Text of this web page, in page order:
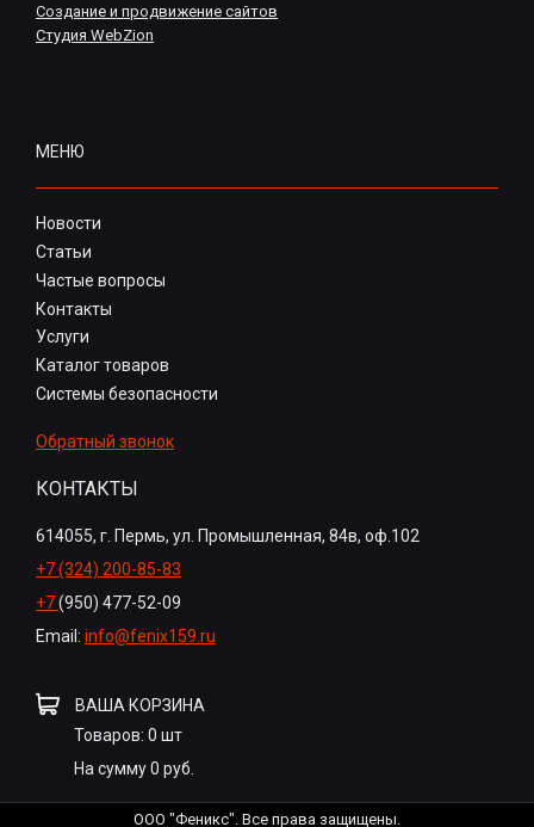
Создание и продвижение сайтов
Студия WebZion
МЕНЮ
Новости
Статьи
Частые вопросы
Контакты
Услуги
Каталог товаров
Системы безопасности
Обратный звонок
КОНТАКТЫ
614055, г. Пермь, ул. Промышленная, 84в, оф.102
+7 (324) 200-85-83
+7(950) 477-52-09
Email: info@fenix159.ru
ВАША КОРЗИНА
Товаров: 0 шт
На сумму0 руб.
ООО "Феникс". Все права защищены.